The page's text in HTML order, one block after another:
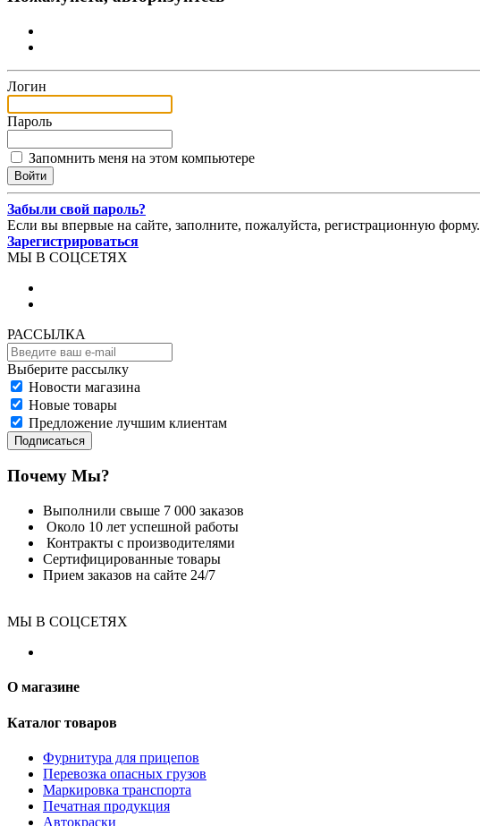
Логин
Пароль
Запомнить меня на этом компьютере
Забыли свой пароль?
Если вы впервые на сайте, заполните, пожалуйста, регистрационную форму.
Зарегистрироваться
МЫ В СОЦСЕТЯХ
РАССЫЛКА
Выберите рассылку
Новости магазина
Новые товары
Предложение лучшим клиентам
Подписаться
Почему Мы?
Выполнили свыше 7 000 заказов
Около 10 лет успешной работы
Контракты с производителями
Сертифицированные товары
Прием заказов на сайте 24/7
МЫ В СОЦСЕТЯХ
О магазине
Каталог товаров
Фурнитура для прицепов
Перевозка опасных грузов
Маркировка транспорта
Печатная продукция
Автокраски